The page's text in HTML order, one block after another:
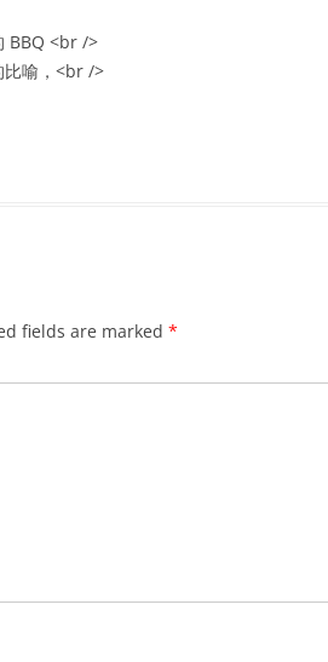
BBQ <br />
比喻，<br />
fields are marked *